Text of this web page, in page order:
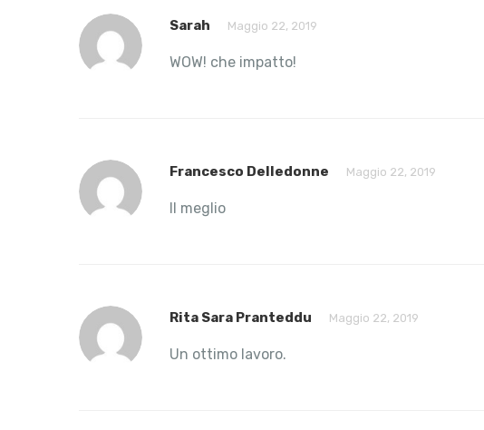
Sarah Maggio 22, 2019
WOW! che impatto!
Francesco Delledonne Maggio 22, 2019
Il meglio
Rita Sara Pranteddu Maggio 22, 2019
Un ottimo lavoro.